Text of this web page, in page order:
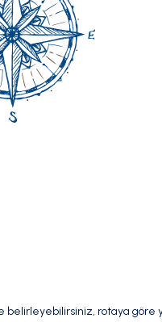
belirleyebilirsiniz, rotaya